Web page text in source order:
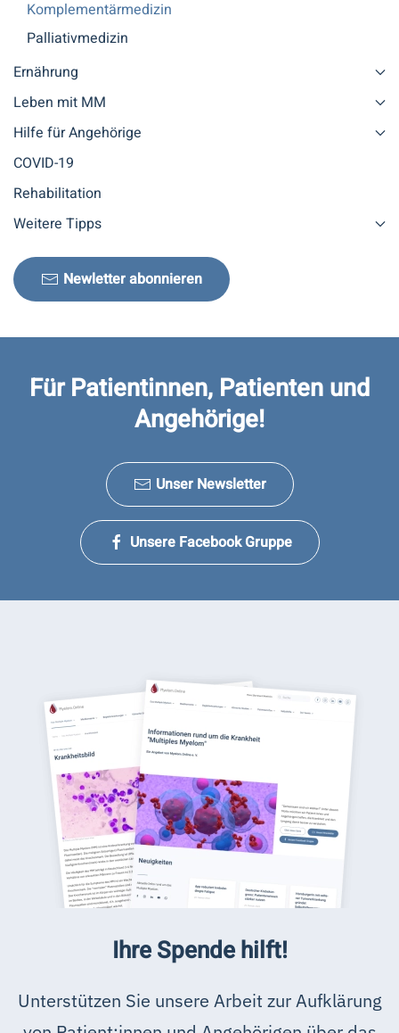
Komplementärmedizin
Palliativmedizin
Ernährung
Leben mit MM
Hilfe für Angehörige
COVID-19
Rehabilitation
Weitere Tipps
Newletter abonnieren
Für Patientinnen, Patienten und
Angehörige!
Unser Newsletter
Unsere Facebook Gruppe
Ihre Spende hilft!
Unterstützen Sie unsere Arbeit zur Aufklärung